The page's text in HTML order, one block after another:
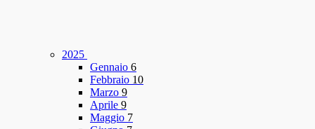
2025
Gennaio 6
Febbraio 10
Marzo 9
Aprile 9
Maggio 7